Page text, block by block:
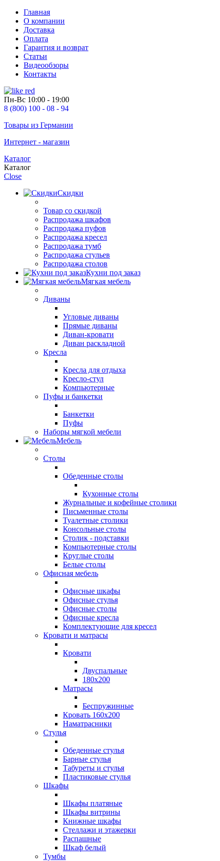
Главная
О компании
Доставка
Оплата
Гарантия и возврат
Статьи
Видеообзоры
Контакты
Пн-Вс 10:00 - 19:00
8 (800) 100 - 08 - 94
Товары из Германии
Интернет - магазин
Каталог
Каталог
Close
Скидки
Товар со скидкой
Распродажа шкафов
Распродажа пуфов
Распродажа кресел
Распродажа тумб
Распродажа стульев
Распродажа столов
Кухни под заказ
Мягкая мебель
Диваны
Угловые диваны
Прямые диваны
Диван-кровати
Диван раскладной
Кресла
Кресла для отдыха
Кресло-стул
Компьютерные
Пуфы и банкетки
Банкетки
Пуфы
Наборы мягкой мебели
Мебель
Столы
Обеденные столы
Кухонные столы
Журнальные и кофейные столики
Письменные столы
Туалетные столики
Консольные столы
Столик - подставки
Компьютерные столы
Круглые столы
Белые столы
Офисная мебель
Офисные шкафы
Офисные стулья
Офисные столы
Офисные кресла
Комплектующие для кресел
Кровати и матрасы
Кровати
Двуспальные
180х200
Матрасы
Беспружинные
Кровать 160х200
Наматрасники
Стулья
Обеденные стулья
Барные стулья
Табуреты и стулья
Пластиковые стулья
Шкафы
Шкафы платяные
Шкафы витрины
Книжные шкафы
Стеллажи и этажерки
Распашные
Шкаф белый
Тумбы